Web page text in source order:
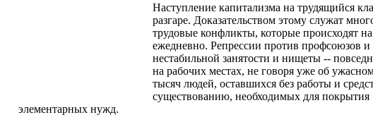
Наступление капитализма на трудящийся
разгаре. Доказательством этому служат
трудовые конфликты, которые происходят
ежедневно. Репрессии против профсоюзов и
нестабильной занятости и нищеты --
на рабочих местах, не говоря уже об
тысяч людей, оставшихся без работы и
существованию, необходимых для
элементарных нужд.